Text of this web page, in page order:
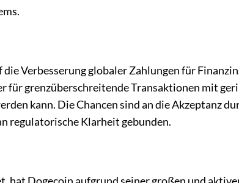
Verbesserung globaler Zahlungen für
für grenzüberschreitende Transaktionen mit
kann. Die Chancen sind an die Akzeptanz
regulatorische Klarheit gebunden.